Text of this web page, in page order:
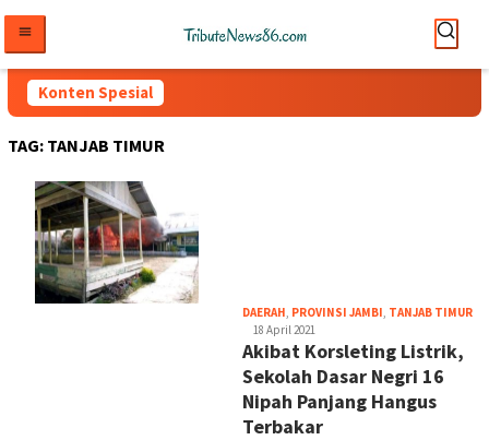
konten
Konten Spesial
TAG: TANJAB TIMUR
DAERAH, PROVINSI JAMBI, TANJAB TIMUR
18 April 2021
Akibat Korsleting Listrik,
Sekolah Dasar Negri 16
Nipah Panjang Hangus
Terbakar